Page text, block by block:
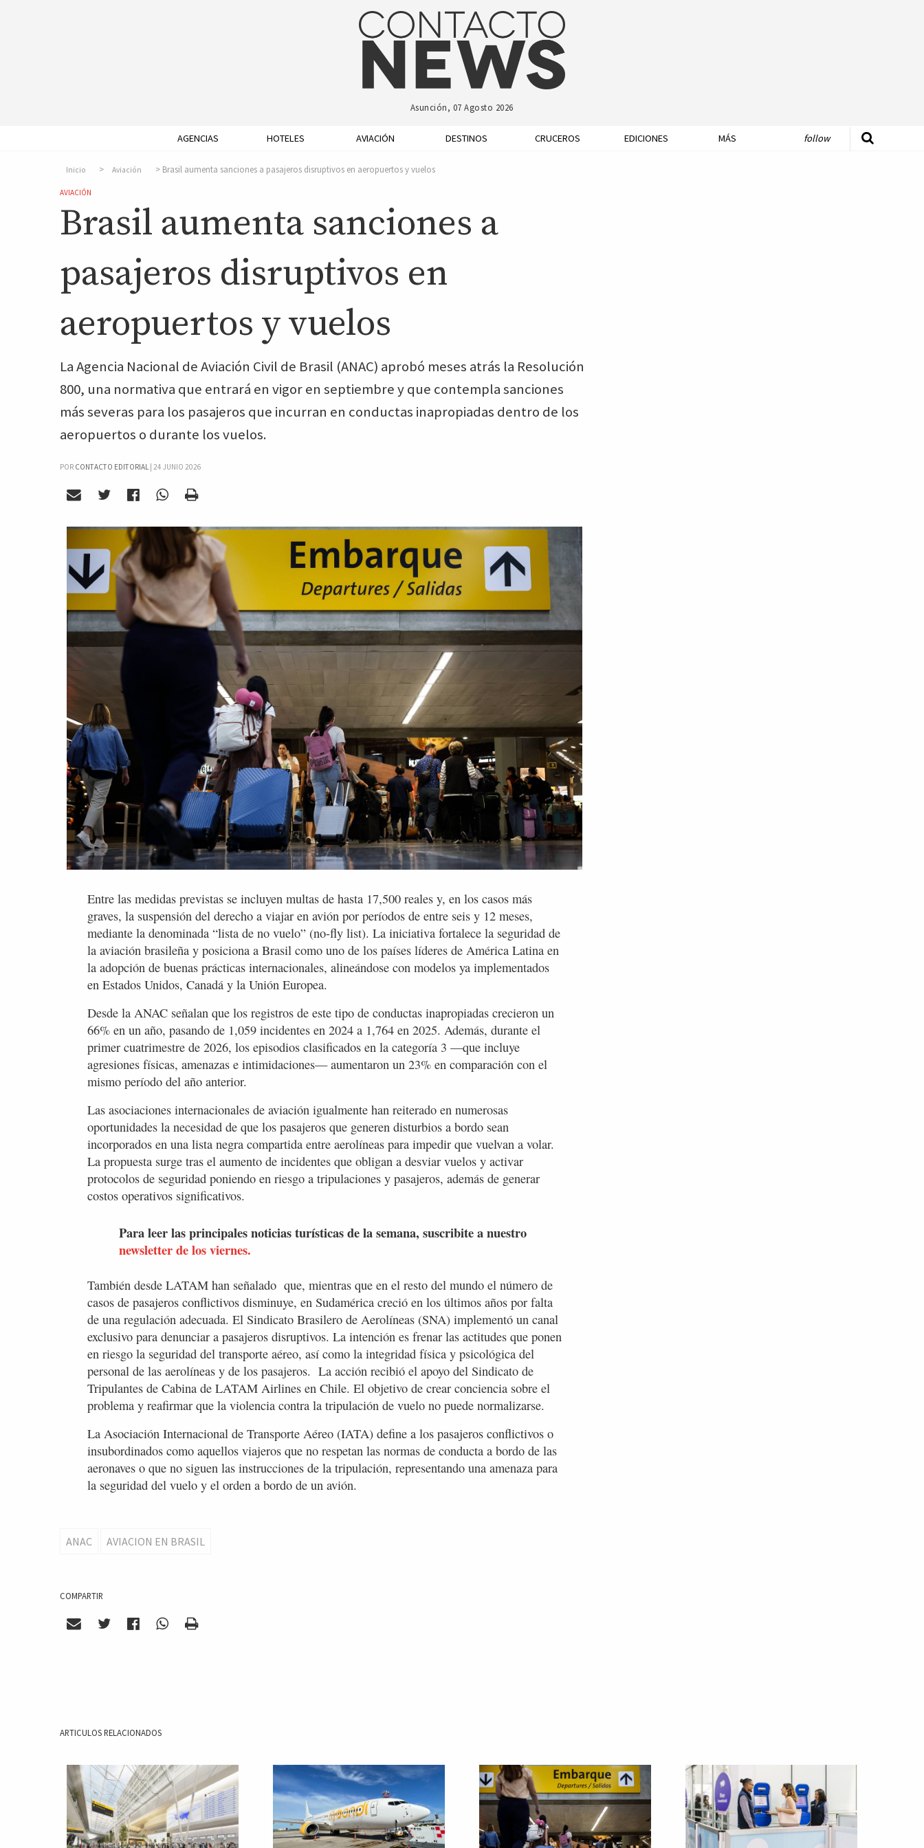
Asunción, 07 Agosto 2026
AGENCIAS HOTELES AVIACIÓN DESTINOS CRUCEROS EDICIONES MÁS follow
Inicio Aviación Brasil aumenta sanciones a pasajeros disruptivos en aeropuertos y vuelos
AVIACIÓN
Brasil aumenta sanciones a
pasajeros disruptivos en
aeropuertos y vuelos
La Agencia Nacional de Aviación Civil de Brasil (ANAC) aprobó meses atrás la Resolución
800, una normativa que entrará en vigor en septiembre y que contempla sanciones
más severas para los pasajeros que incurran en conductas inapropiadas dentro de los
aeropuertos o durante los vuelos.
POR CONTACTO EDITORIAL | 24 JUNIO 2026
Entre las medidas previstas se incluyen multas de hasta 17,500 reales y, en los casos más
graves, la suspensión del derecho a viajar en avión por períodos de entre seis y 12 meses,
mediante la denominada “lista de no vuelo” (no-fly list). La iniciativa fortalece la seguridad de
la aviación brasileña y posiciona a Brasil como uno de los países líderes de América Latina en
la adopción de buenas prácticas internacionales, alineándose con modelos ya implementados
en Estados Unidos, Canadá y la Unión Europea.
Desde la ANAC señalan que los registros de este tipo de conductas inapropiadas crecieron un
66% en un año, pasando de 1,059 incidentes en 2024 a 1,764 en 2025. Además, durante el
primer cuatrimestre de 2026, los episodios clasificados en la categoría 3 —que incluye
agresiones físicas, amenazas e intimidaciones— aumentaron un 23% en comparación con el
mismo período del año anterior.
Las asociaciones internacionales de aviación igualmente han reiterado en numerosas
oportunidades la necesidad de que los pasajeros que generen disturbios a bordo sean
incorporados en una lista negra compartida entre aerolíneas para impedir que vuelvan a volar.
La propuesta surge tras el aumento de incidentes que obligan a desviar vuelos y activar
protocolos de seguridad poniendo en riesgo a tripulaciones y pasajeros, además de generar
costos operativos significativos.
Para leer las principales noticias turísticas de la semana, suscribite a nuestro
newsletter de los viernes.
También desde LATAM han señalado que, mientras que en el resto del mundo el número de
casos de pasajeros conflictivos disminuye, en Sudamérica creció en los últimos años por falta
de una regulación adecuada. El Sindicato Brasilero de Aerolíneas (SNA) implementó un canal
exclusivo para denunciar a pasajeros disruptivos. La intención es frenar las actitudes que ponen
en riesgo la seguridad del transporte aéreo, así como la integridad física y psicológica del
personal de las aerolíneas y de los pasajeros. La acción recibió el apoyo del Sindicato de
Tripulantes de Cabina de LATAM Airlines en Chile. El objetivo de crear conciencia sobre el
problema y reafirmar que la violencia contra la tripulación de vuelo no puede normalizarse.
La Asociación Internacional de Transporte Aéreo (IATA) define a los pasajeros conflictivos o
insubordinados como aquellos viajeros que no respetan las normas de conducta a bordo de las
aeronaves o que no siguen las instrucciones de la tripulación, representando una amenaza para
la seguridad del vuelo y el orden a bordo de un avión.
ANAC AVIACION EN BRASIL
COMPARTIR
ARTICULOS RELACIONADOS